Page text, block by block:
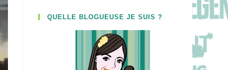
QUELLE BLOGUEUSE JE SUIS ?